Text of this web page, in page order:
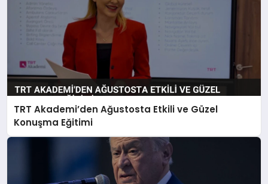
TRT Akademi’den Ağustosta Etkili ve Güzel
Konuşma Eğitimi